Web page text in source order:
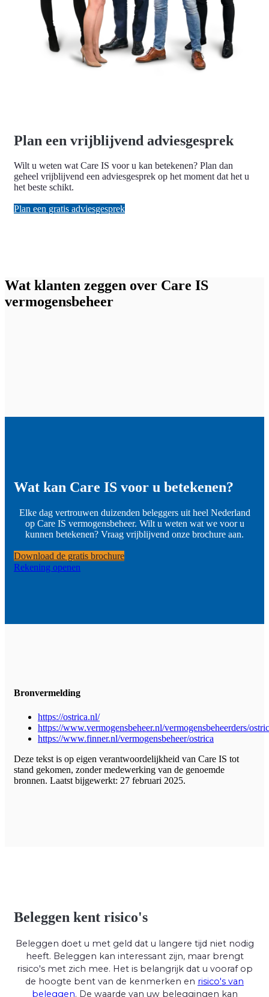
Plan een vrijblijvend adviesgesprek
Wilt u weten wat Care IS voor u kan betekenen? Plan dan
geheel vrijblijvend een adviesgesprek op het moment dat het u
het beste schikt.
Plan een gratis adviesgesprek
Wat klanten zeggen over Care IS
vermogensbeheer
Wat kan Care IS voor u betekenen?
Elke dag vertrouwen duizenden beleggers uit heel Nederland
op Care IS vermogensbeheer. Wilt u weten wat we voor u
kunnen betekenen? Vraag vrijblijvend onze brochure aan.
Download de gratis brochure
Rekening openen
Bronvermelding
https://ostrica.nl/
https://www.vermogensbeheer.nl/vermogensbeheerders/
https://www.finner.nl/vermogensbeheer/ostrica
Deze tekst is op eigen verantwoordelijkheid van Care IS tot
stand gekomen, zonder medewerking van de genoemde
bronnen. Laatst bijgewerkt: 27 februari 2025.
Beleggen kent risico's
Beleggen doet u met geld dat u langere tijd niet nodig
heeft. Beleggen kan interessant zijn, maar brengt
risico's met zich mee. Het is belangrijk dat u vooraf op
de hoogte bent van de kenmerken en risico's van
beleggen. De waarde van uw beleggingen kan